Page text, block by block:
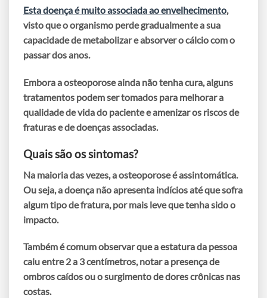
Esta doença é muito associada ao envelhecimento,
visto que o organismo perde gradualmente a sua
capacidade de metabolizar e absorver o cálcio com o
passar dos anos.
Embora a osteoporose ainda não tenha cura, alguns
tratamentos podem ser tomados para melhorar a
qualidade de vidado paciente eamenizar os riscos de
fraturase de doenças associadas.
Quais são os sintomas?
Na maioria das vezes,a osteoporose é assintomática.
Ou seja, a doença não apresenta indícios até que sofra
algum tipo de fratura, por mais leve que tenha sido o
impacto.
Também é comum observar quea estatura da pessoa
caiuentre 2 a 3 centímetros, notar a presença de
ombros caídosou o surgimento dedores crônicas nas
costas.